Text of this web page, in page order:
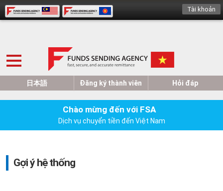
日本語 Đăng ký thành viên Hỏi đáp
Tài khoản
Chào mừng đến với FSA
Dịch vụ chuyển tiền đến Việt Nam
Gợi ý hệ thống